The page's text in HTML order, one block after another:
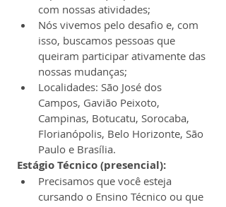
com nossas atividades;
Nós vivemos pelo desafio e, com
isso, buscamos pessoas que
queiram participar ativamente das
nossas mudanças;
Localidades: São José dos
Campos, Gavião Peixoto,
Campinas, Botucatu, Sorocaba,
Florianópolis, Belo Horizonte, São
Paulo e Brasília.
Estágio Técnico (presencial):
Precisamos que você esteja
cursando o Ensino Técnico ou que